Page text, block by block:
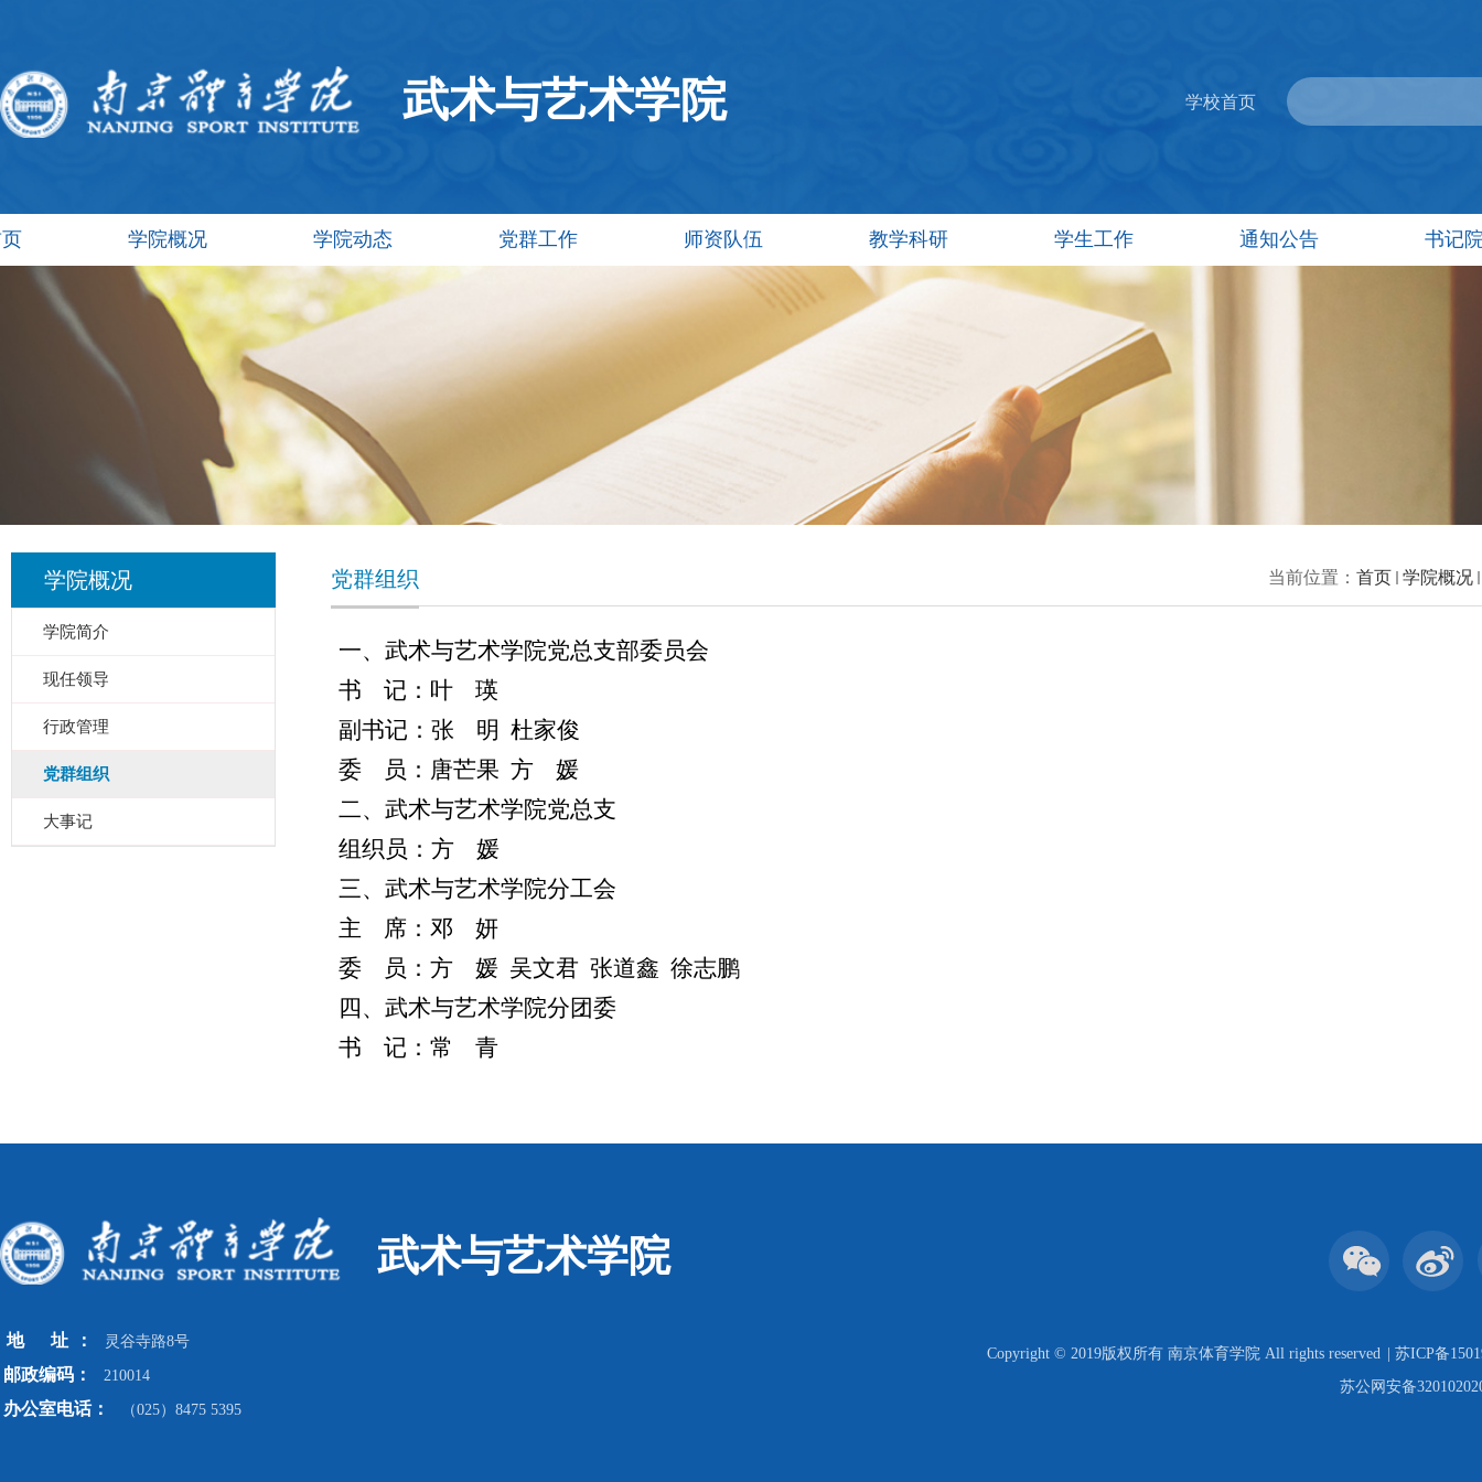
武术与艺术学院 学校首页
学院概况 学院动态 党群工作 师资队伍 教学科研 学生工作 通知公告 书记
学院概况
学院简介
现任领导
行政管理
党群组织
大事记
当前位置： 首页 学院概况
党群组织
一、武术与艺术学院党总支部委员会
书 记：叶 瑛
副书记：张 明 杜家俊
委 员：唐芒果 方
媛
二、武术与艺术学院党总支
组织员：方
媛
三、武术与艺术学院分工会
主 席：邓 妍
委 员： 方 媛 吴文君 张道鑫 徐志鹏
四、武术与艺术学院分团委
书 记：常
青
武术与艺术学院
地 址 ： 灵谷寺路8号
邮政编码： 210014
办公室电话： （025）8475 5395
Copyright © 2019版权所有 南京体育学院 All rights reserved
| 苏ICP备
苏公网安备